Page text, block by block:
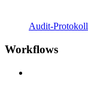
Audit-Protokoll
Workflows